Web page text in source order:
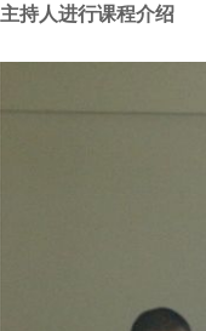
主持人进行课程介绍